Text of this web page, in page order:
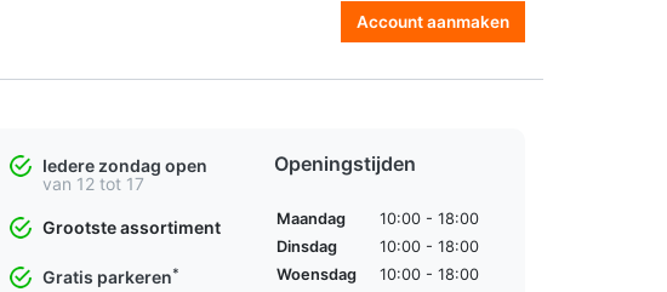
Account aanmaken
Iedere zondag open
van 12 tot 17
Grootste assortiment
Gratis parkeren*
Openingstijden
Maandag
10:00 - 18:00
Dinsdag
10:00 - 18:00
Woensdag
10:00 - 18:00